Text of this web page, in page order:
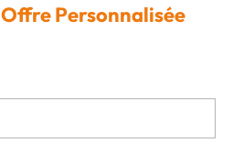
Offre Personnalisée